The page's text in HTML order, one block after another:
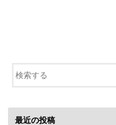
最近の投稿